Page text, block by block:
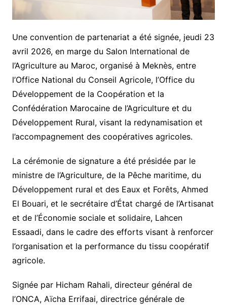
Une convention de partenariat a été signée, jeudi 23
avril 2026, en marge du Salon International de
l’Agriculture au Maroc, organisé à Meknès, entre
l’Office National du Conseil Agricole, l’Office du
Développement de la Coopération et la
Confédération Marocaine de l’Agriculture et du
Développement Rural, visant la redynamisation et
l’accompagnement des coopératives agricoles.
La cérémonie de signature a été présidée par le
ministre de l’Agriculture, de la Pêche maritime, du
Développement rural et des Eaux et Forêts, Ahmed
El Bouari, et le secrétaire d’État chargé de l’Artisanat
et de l’Économie sociale et solidaire, Lahcen
Essaadi, dans le cadre des efforts visant à renforcer
l’organisation et la performance du tissu coopératif
agricole.
Signée par Hicham Rahali, directeur général de
l’ONCA, Aïcha Errifaai, directrice générale de